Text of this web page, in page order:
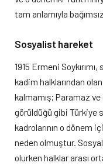
tam anlamıyla
Sosyalist hareket
1915 Ermeni
kadim halklarından
kalmamış; Paramaz ve
görüldüğü gibi Türkiye
kadrolarının o dönem
neden olmuştur.
olurken halklar arası